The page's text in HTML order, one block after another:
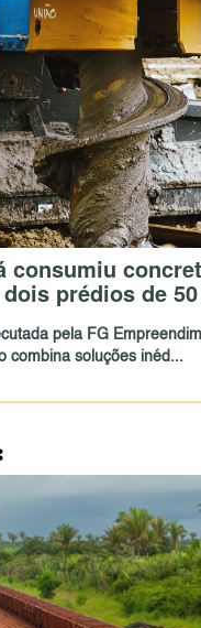
consumiu
prédios de
pela FG
combina soluções inéd...